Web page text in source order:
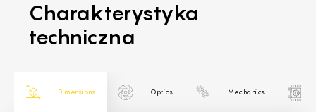
Charakterystyka
techniczna
Dimensions Optics Mechanics